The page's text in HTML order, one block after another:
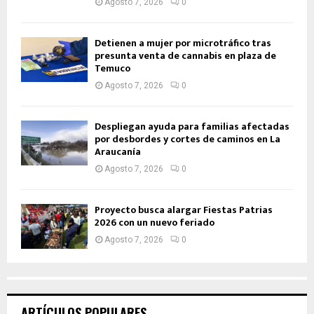
Agosto 7, 2026 0
Detienen a mujer por microtráfico tras
presunta venta de cannabis en plaza de
Temuco
Agosto 7, 2026 0
Despliegan ayuda para familias afectadas
por desbordes y cortes de caminos en La
Araucanía
Agosto 7, 2026 0
Proyecto busca alargar Fiestas Patrias
2026 con un nuevo feriado
Agosto 7, 2026 0